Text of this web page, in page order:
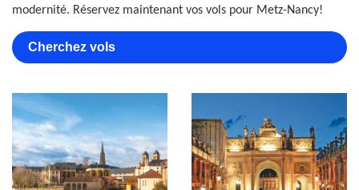
modernité. Réservez maintenant vos vols pour Metz-Nancy!
Cherchez vols